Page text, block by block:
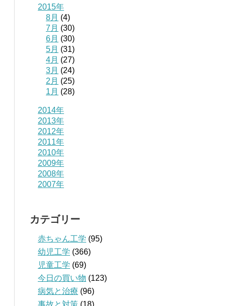
2015年
8月 (4)
7月 (30)
6月 (30)
5月 (31)
4月 (27)
3月 (24)
2月 (25)
1月 (28)
2014年
2013年
2012年
2011年
2010年
2009年
2008年
2007年
カテゴリー
赤ちゃん工学 (95)
幼児工学 (366)
児童工学 (69)
今日の買い物 (123)
病気と治療 (96)